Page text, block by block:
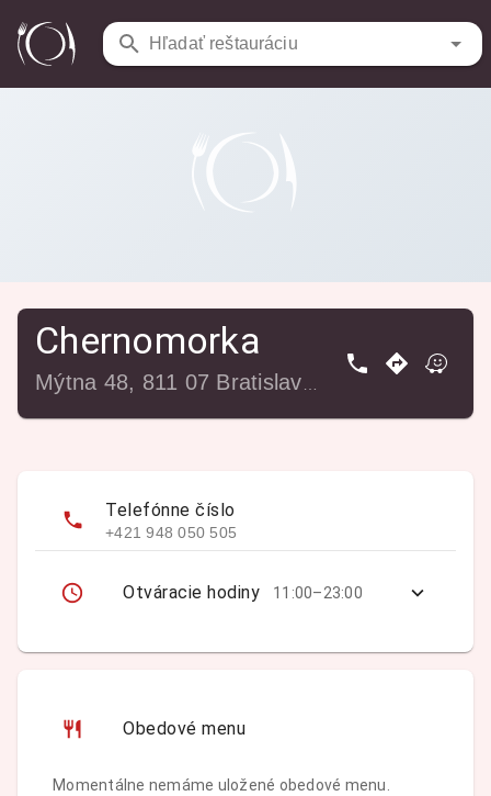
Hľadať reštauráciu
Reštaurácie / Chernomorka
Chernomorka
Telefónne číslo
+421 948 050 505
Otváracie hodiny 11:00–23:00
Obedové menu
Momentálne nemáme uložené obedové menu.